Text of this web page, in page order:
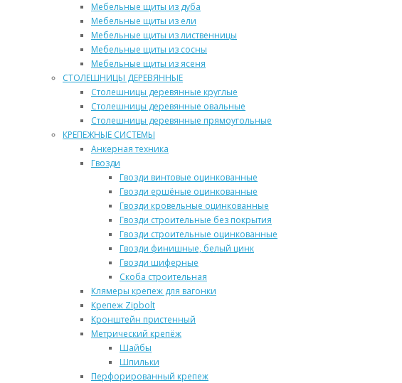
Мебельные щиты из дуба
Мебельные щиты из ели
Мебельные щиты из лиственницы
Мебельные щиты из сосны
Мебельные щиты из ясеня
СТОЛЕШНИЦЫ ДЕРЕВЯННЫЕ
Столешницы деревянные круглые
Столешницы деревянные овальные
Столешницы деревянные прямоугольные
КРЕПЕЖНЫЕ СИСТЕМЫ
Анкерная техника
Гвозди
Гвозди винтовые оцинкованные
Гвозди ершёные оцинкованные
Гвозди кровельные оцинкованные
Гвозди строительные без покрытия
Гвозди строительные оцинкованные
Гвозди финишные, белый цинк
Гвозди шиферные
Скоба строительная
Клямеры крепеж для вагонки
Крепеж Zipbolt
Кронштейн пристенный
Метрический крепёж
Шайбы
Шпильки
Перфорированный крепеж